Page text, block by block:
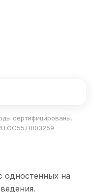
сертифицированы.
одностенных на